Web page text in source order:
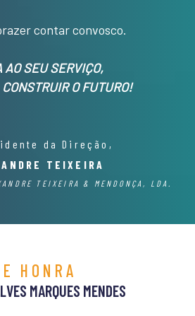
contar convosco.
AO SEU SERVIÇO,
O FUTURO!
da Direção,
TEIXEIRA
TEIXEIRA & MENDONÇA, LDA.
HONRA
MARQUES MENDES